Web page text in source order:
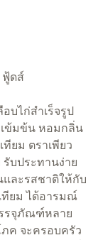
ฟู้ดส์
อบไก่สำเร็จรูป
เข้มข้น หอมกลิ่น
ทียม ตราเพียว
บประทานง่าย
ละรสชาติให้กับ
ทียม ได้อารมณ์
รจุภัณฑ์หลาย
ค จะครอบครัว